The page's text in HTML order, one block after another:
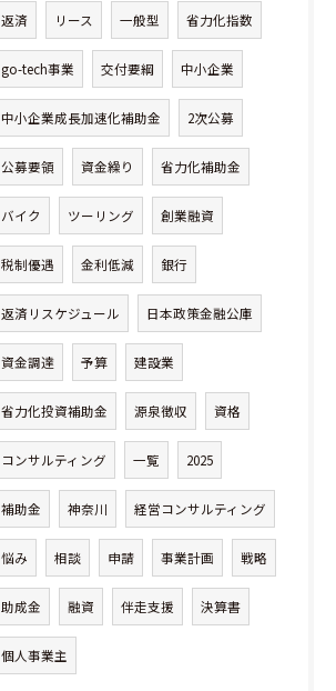
返済 リース 一般型 省力化指数
go-tech事業 交付要綱 中小企業
中小企業成長加速化補助金 2次公募
公募要領 資金繰り 省力化補助金
バイク ツーリング 創業融資
税制優遇 金利低減 銀行
返済リスケジュール 日本政策金融公庫
資金調達 予算 建設業
省力化投資補助金 源泉徴収 資格
コンサルティング 一覧 2025
補助金 神奈川 経営コンサルティング
悩み 相談 申請 事業計画 戦略
助成金 融資 伴走支援 決算書
個人事業主